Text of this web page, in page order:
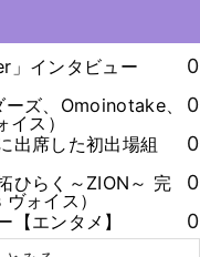
」インタビュー
0
ーズ、Omoinotake、
ス）
0
出席した初出場組
0
ひらく～ZION～ 完
ォイス）
0
【エンタメ】 0